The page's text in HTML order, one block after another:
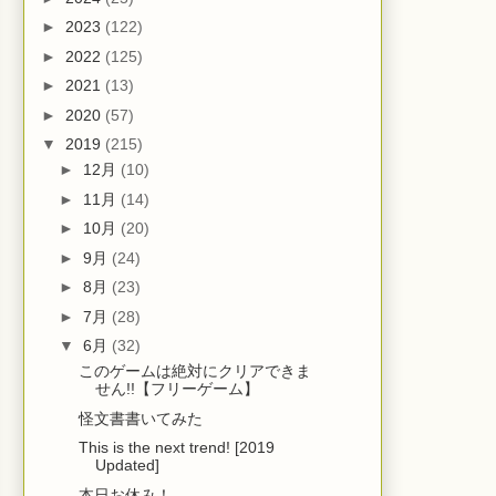
► 2023 (122)
► 2022 (125)
► 2021 (13)
► 2020 (57)
▼ 2019 (215)
► 12月 (10)
► 11月 (14)
► 10月 (20)
►9月 (24)
►8月 (23)
►7月 (28)
▼6月 (32)
このゲームは絶対にクリアできま
せん!!【フリーゲーム】
怪文書書いてみた
This is the next trend! [2019
Updated]